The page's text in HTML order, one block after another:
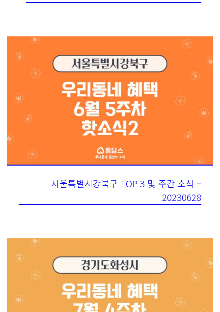
서울특별시강북구 TOP 3 및 주간 소식 –
20230628